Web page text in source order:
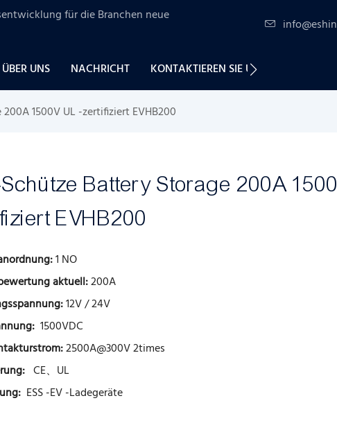
fürdie Branchen neue
ÜBER UNS NACHRICHT KONTAKTIEREN SIE UNS
1500V UL -zertifiziert EVHB200
Battery Storage 200A
EVHB200
1 NO
aktuell:200A
12V / 24V
1500VDC
2500A@300V 2times
CE、UL
ESS -EV -Ladegeräte